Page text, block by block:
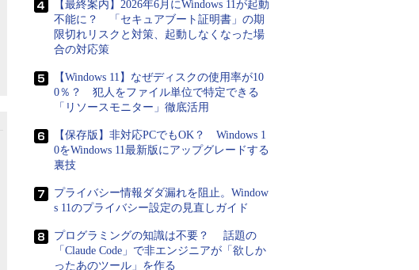
【最終案内】2026年6月にWindows 11が起動
不能に？ 「セキュアブート証明書」の期
限切れリスクと対策、起動しなくなった場
合の対応策
【Windows 11】なぜディスクの使用率が10
0％？ 犯人をファイル単位で特定できる
「リソースモニター」徹底活用
【保存版】非対応PCでもOK？ Windows 1
0をWindows 11最新版にアップグレードする
裏技
プライバシー情報ダダ漏れを阻止。Window
s 11のプライバシー設定の見直しガイド
プログラミングの知識は不要？ 話題の
「Claude Code」で非エンジニアが「欲しか
ったあのツール」を作る